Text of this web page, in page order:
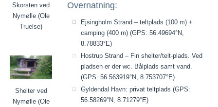
Skorsten ved
Nymølle (Ole
Truelse)
Shelter ved
Nymølle (Ole
Overnatning:
Ejsingholm Strand – teltplads (100 m) +
camping (400 m) (GPS: 56.49694°N,
8.78833°E)
Hostrup Strand – Fin shelter/telt-plads. Ved
pladsen er der wc. Bålplads samt vand.
(GPS: 56.563919°N, 8.753707°E)
Gyldendal Havn: privat teltplads (GPS:
56.58269°N, 8.71279°E)